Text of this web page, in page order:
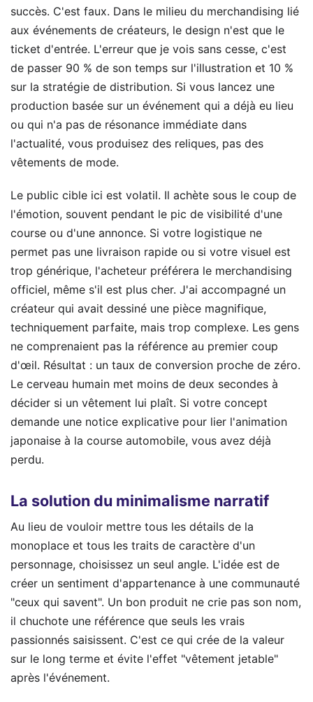
succès. C'est faux. Dans le milieu du merchandising lié
aux événements de créateurs, le design n'est que le
ticket d'entrée. L'erreur que je vois sans cesse, c'est
de passer 90 % de son temps sur l'illustration et 10 %
sur la stratégie de distribution. Si vous lancez une
production basée sur un événement qui a déjà eu lieu
ou qui n'a pas de résonance immédiate dans
l'actualité, vous produisez des reliques, pas des
vêtements de mode.
Le public cible ici est volatil. Il achète sous le coup de
l'émotion, souvent pendant le pic de visibilité d'une
course ou d'une annonce. Si votre logistique ne
permet pas une livraison rapide ou si votre visuel est
trop générique, l'acheteur préférera le merchandising
officiel, même s'il est plus cher. J'ai accompagné un
créateur qui avait dessiné une pièce magnifique,
techniquement parfaite, mais trop complexe. Les gens
ne comprenaient pas la référence au premier coup
d'œil. Résultat : un taux de conversion proche de zéro.
Le cerveau humain met moins de deux secondes à
décider si un vêtement lui plaît. Si votre concept
demande une notice explicative pour lier l'animation
japonaise à la course automobile, vous avez déjà
perdu.
La solution du minimalisme narratif
Au lieu de vouloir mettre tous les détails de la
monoplace et tous les traits de caractère d'un
personnage, choisissez un seul angle. L'idée est de
créer un sentiment d'appartenance à une communauté
"ceux qui savent". Un bon produit ne crie pas son nom,
il chuchote une référence que seuls les vrais
passionnés saisissent. C'est ce qui crée de la valeur
sur le long terme et évite l'effet "vêtement jetable"
après l'événement.